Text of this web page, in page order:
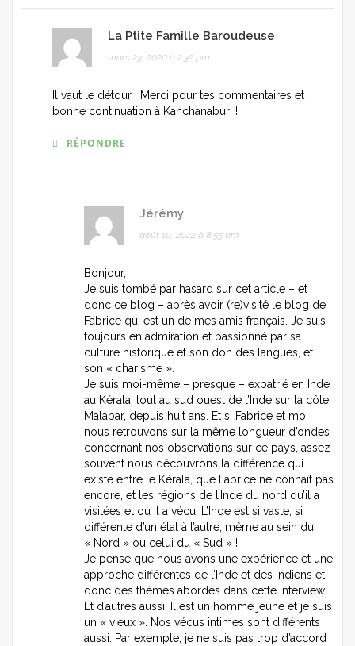
La Ptite Famille Baroudeuse
mars 23, 2020 à 2:32 pm
Il vaut le détour ! Merci pour tes commentaires et
bonne continuation à Kanchanaburi !
RÉPONDRE
Jérémy
août 10, 2022 à 8:55 am
Bonjour,
Je suis tombé par hasard sur cet article – et
donc ce blog – après avoir (re)visité le blog de
Fabrice qui est un de mes amis français. Je suis
toujours en admiration et passionné par sa
culture historique et son don des langues, et
son « charisme ».
Je suis moi-même – presque – expatrié en Inde
au Kérala, tout au sud ouest de l’Inde sur la côte
Malabar, depuis huit ans. Et si Fabrice et moi
nous retrouvons sur la même longueur d’ondes
concernant nos observations sur ce pays, assez
souvent nous découvrons la différence qui
existe entre le Kérala, que Fabrice ne connaît pas
encore, et les régions de l’Inde du nord qu’il a
visitées et où il a vécu. L’Inde est si vaste, si
différente d’un état à l’autre, même au sein du
« Nord » ou celui du « Sud » !
Je pense que nous avons une expérience et une
approche différentes de l’Inde et des Indiens et
donc des thèmes abordés dans cette interview.
Et d’autres aussi. Il est un homme jeune et je suis
un « vieux ». Nos vécus intimes sont différents
aussi. Par exemple, je ne suis pas trop d’accord